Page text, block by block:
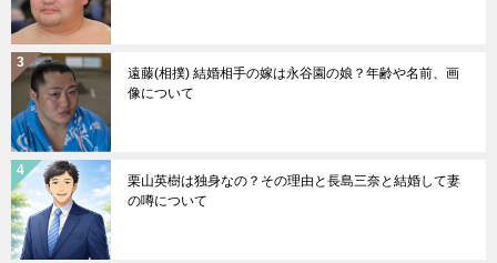
遠藤(相撲) 結婚相手の嫁は永谷園の娘？年齢や名前、画
像について
栗山英樹は独身なの？その理由と長島三奈と結婚して妻
の噂について